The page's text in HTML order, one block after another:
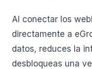
Al conectar los
directamente a
datos, reduces la
desbloqueas una